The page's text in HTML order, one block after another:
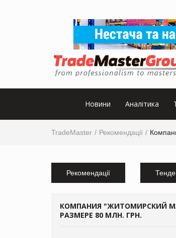
Новини Аналітика
TradeMaster Рекомендації
Рекомендації
КОМПАНИЯ "ЖИТОМИРСКИЙ
РАЗМЕРЕ 80 МЛН. ГРН.